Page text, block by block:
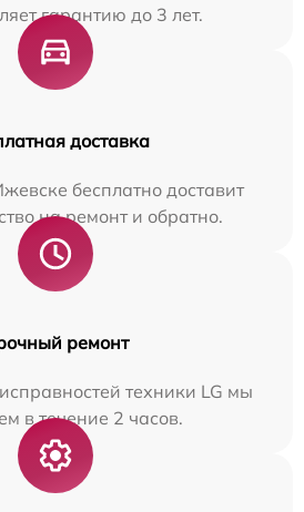
гарантию до 3 лет.
доставка
бесплатно доставит
на ремонт и обратно.
ремонт
техники LG мы
в течение 2 часов.